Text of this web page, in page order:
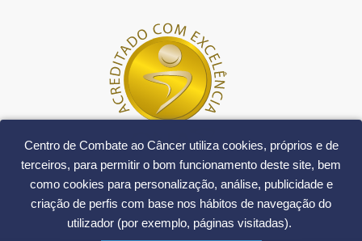
Centro de Combate ao Câncer utiliza cookies, próprios e de
terceiros, para permitir o bom funcionamento deste site, bem
como cookies para personalização, análise, publicidade e
criação de perfis com base nos hábitos de navegação do
utilizador (por exemplo, páginas visitadas).